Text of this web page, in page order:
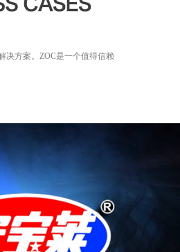
决方案。ZOC是一个值得信赖